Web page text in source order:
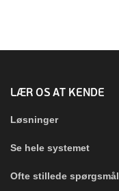
LÆR OS AT KENDE
Løsninger
Se hele systemet
Ofte stillede spørgsmål